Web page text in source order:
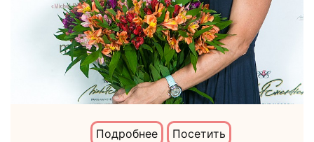
Подробнее Посетить